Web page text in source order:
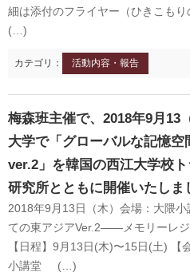
細は添付のフライヤー（ひきこも
(…)
カテゴリ： 活動内容・報告
梅森班主催で、2018年9月13
大学で「グローバルな記憶空
ver.2」を韓国の西江大学校
研究所とともに開催いたしま
2018年9月13日（木）会場：大隈
ての東アジアVer.2――メモリーレ
【日程】9月13日(木)〜15日(土) 【
小講堂 (…)